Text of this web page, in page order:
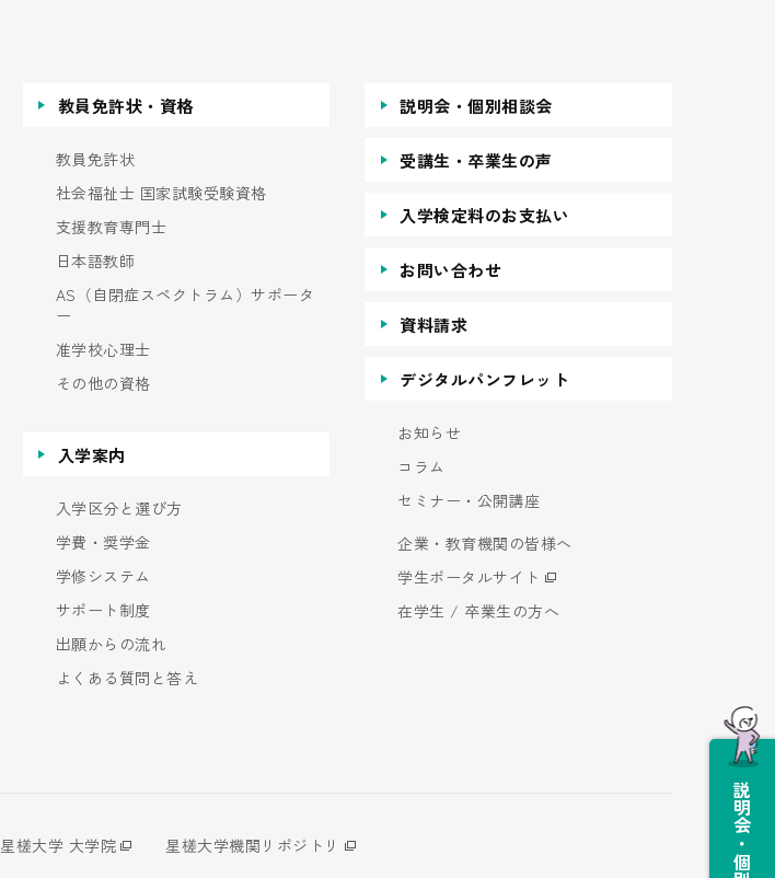
教員免許状・資格
教員免許状
社会福祉士 国家試験受験資格
支援教育専門士
日本語教師
AS（自閉症スペクトラム）サポータ
ー
准学校心理士
その他の資格
入学案内
入学区分と選び方
学費・奨学金
学修システム
サポート制度
出願からの流れ
よくある質問と答え
説明会・個別相談会
受講生・卒業生の声
入学検定料のお支払い
お問い合わせ
資料請求
デジタルパンフレット
お知らせ
コラム
セミナー・公開講座
企業・教育機関の皆様へ
学生ポータルサイト
在学生 / 卒業生の方へ
星槎大学 大学院
星槎大学機関リポジトリ